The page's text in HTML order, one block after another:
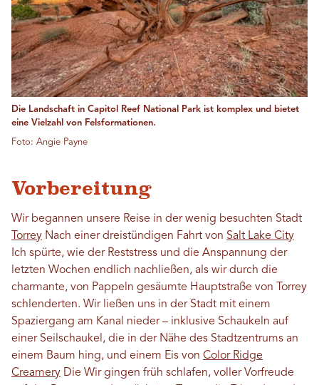
Die Landschaft in Capitol Reef National Park ist komplex und bietet
eine Vielzahl von Felsformationen.
Foto: Angie Payne
Vorbereitung
Wir begannen unsere Reise in der wenig besuchten Stadt
Torrey Nach einer dreistündigen Fahrt von Salt Lake City
Ich spürte, wie der Reststress und die Anspannung der
letzten Wochen endlich nachließen, als wir durch die
charmante, von Pappeln gesäumte Hauptstraße von Torrey
schlenderten. Wir ließen uns in der Stadt mit einem
Spaziergang am Kanal nieder – inklusive Schaukeln auf
einer Seilschaukel, die in der Nähe des Stadtzentrums an
einem Baum hing, und einem Eis von Color Ridge
Creamery Die Wir gingen früh schlafen, voller Vorfreude